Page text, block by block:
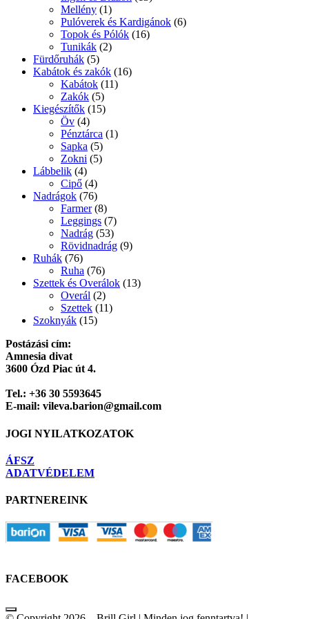
Mellény (1)
Pulóverek és Kardigánok (6)
Topok és Pólók (16)
Tunikák (2)
Fürdőruhák (5)
Kabátok és zakók (16)
Kabátok (11)
Zakók (5)
Kiegészítők (15)
Öv (4)
Pénztárca (1)
Sapka (5)
Zokni (5)
Lábbelik (4)
Cipő (4)
Nadrágok (76)
Farmer (8)
Leggings (7)
Nadrág (53)
Rövidnadrág (9)
Ruhák (76)
Ruha (76)
Szettek és Overálok (13)
Overál (2)
Szettek (11)
Szoknyák (15)
Postázási cím:
Amnesia divat
3600 Ózd Piac út 4.
Tel.: +36 30 5593645
E-mail: vileva.barion@gmail.com
JOGI NYILATKOZATOK
ÁFSZ
ADATVÉDELEM
PARTNEREINK
FACEBOOK